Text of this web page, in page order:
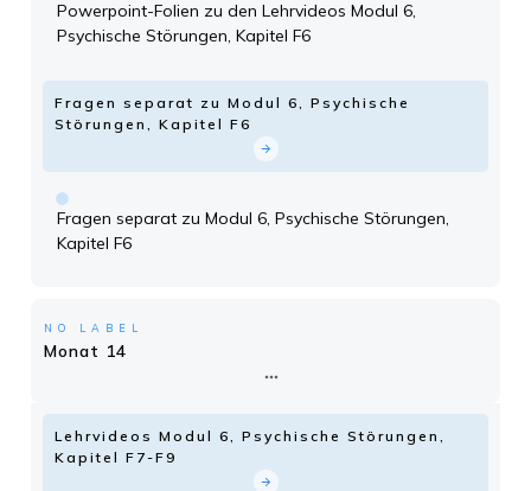
Powerpoint-Folien zu den Lehrvideos Modul 6,
Psychische Störungen, Kapitel F6
Fragen separat zu Modul 6, Psychische
Störungen, Kapitel F6
Fragen separat zu Modul 6, Psychische Störungen,
Kapitel F6
NO LABEL
Monat 14
Lehrvideos Modul 6, Psychische Störungen,
Kapitel F7-F9